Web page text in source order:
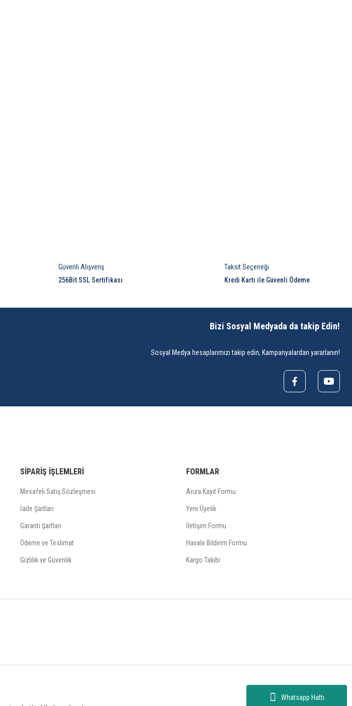
Whatsapp Hattı
Güvenli Alışveriş
256Bit SSL Sertifikası
Taksit Seçeneği
Kredi Kartı ile Güvenli Ödeme
Bizi Sosyal Medyada da takip Edin!
Sosyal Medya hesaplarımızı takip edin, Kampanyalardan yararlanın!
SİPARİŞ İŞLEMLERİ
Mesafeli Satış Sözleşmesi
İade Şartları
Garanti Şartları
Ödeme ve Teslimat
Gizlilik ve Güvenlik
FORMLAR
Arıza Kayıt Formu
Yeni Üyelik
İletişim Formu
Havale Bildirim Formu
Kargo Takibi